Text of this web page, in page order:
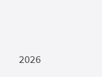
2026